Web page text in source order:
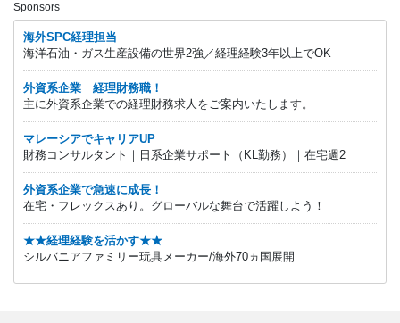
Sponsors
海外SPC経理担当
海洋石油・ガス生産設備の世界2強／経理経験3年以上でOK
外資系企業 経理財務職！
主に外資系企業での経理財務求人をご案内いたします。
マレーシアでキャリアUP
財務コンサルタント｜日系企業サポート（KL勤務）｜在宅週2
外資系企業で急速に成長！
在宅・フレックスあり。グローバルな舞台で活躍しよう！
★★経理経験を活かす★★
シルバニアファミリー玩具メーカー/海外70ヵ国展開